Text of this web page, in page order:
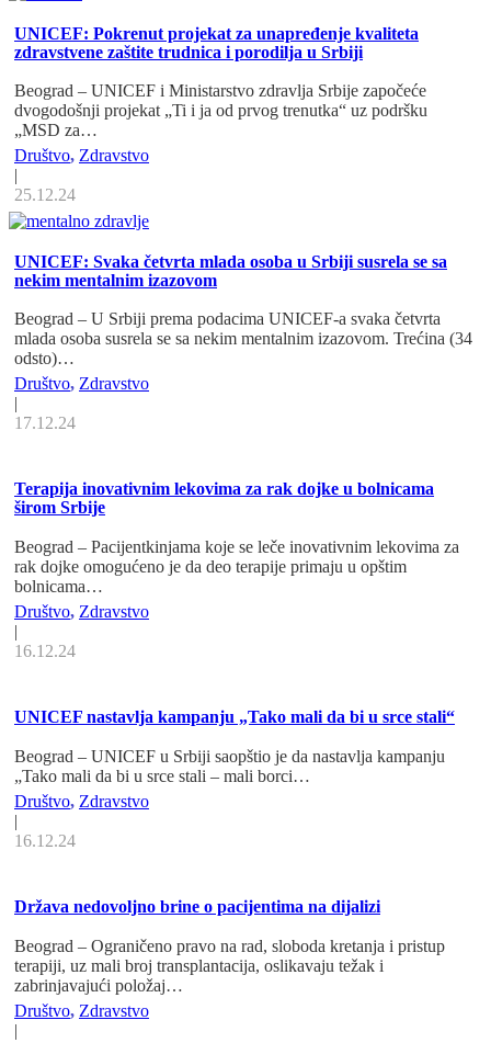
UNICEF: Pokrenut projekat za unapređenje kvaliteta
zdravstvene zaštite trudnica i porodilja u Srbiji
Beograd – UNICEF i Ministarstvo zdravlja Srbije započeće
dvogodošnji projekat „Ti i ja od prvog trenutka“ uz podršku
„MSD za…
Društvo, Zdravstvo
|
25.12.24
UNICEF: Svaka četvrta mlada osoba u Srbiji susrela se sa
nekim mentalnim izazovom
Beograd – U Srbiji prema podacima UNICEF-a svaka četvrta
mlada osoba susrela se sa nekim mentalnim izazovom. Trećina (34
odsto)…
Društvo, Zdravstvo
|
17.12.24
Terapija inovativnim lekovima za rak dojke u bolnicama
širom Srbije
Beograd – Pacijentkinjama koje se leče inovativnim lekovima za
rak dojke omogućeno je da deo terapije primaju u opštim
bolnicama…
Društvo, Zdravstvo
|
16.12.24
UNICEF nastavlja kampanju „Tako mali da bi u srce stali“
Beograd – UNICEF u Srbiji saopštio je da nastavlja kampanju
„Tako mali da bi u srce stali – mali borci…
Društvo, Zdravstvo
|
16.12.24
Država nedovoljno brine o pacijentima na dijalizi
Beograd – Ograničeno pravo na rad, sloboda kretanja i pristup
terapiji, uz mali broj transplantacija, oslikavaju težak i
zabrinjavajući položaj…
Društvo, Zdravstvo
|